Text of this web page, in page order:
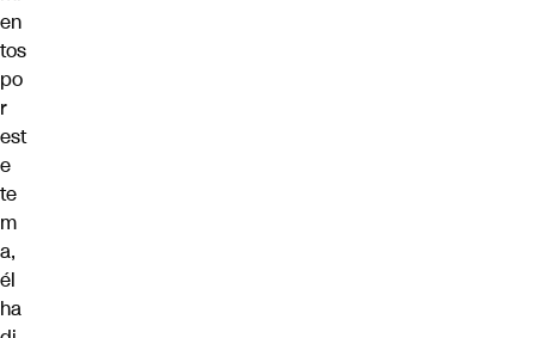
en
tos
po
r
est
e
te
m
a,
él
ha